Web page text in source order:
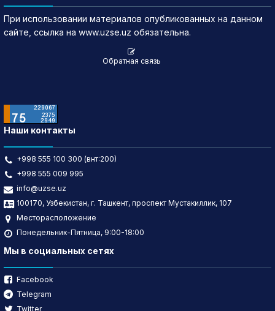
При использовании материалов опубликованных на данном
сайте, ссылка на www.uzse.uz обязательна.
Обратная связь
Наши контакты
+998 555 100 300 (внт:200)
+998 555 009 995
info@uzse.uz
100170, Узбекистан, г. Ташкент, проспект Мустакиллик, 107
Месторасположение
Понедельник-Пятница, 9:00-18:00
Мы в социальных сетях
Facebook
Telegram
Twitter